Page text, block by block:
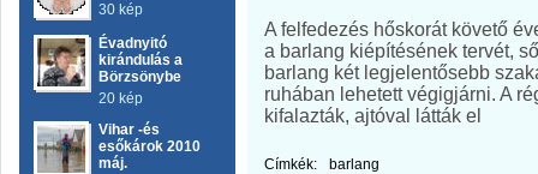
30 kép
Évadnyitó
kirándulás a
Börzsönybe
20 kép
Vihar -és
esőkárok 2010
máj.
A felfedezés hőskorát követő
a barlang kiépítésének tervét,
barlang két legjelentősebb
ruhában lehetett végigjárni. A
kifalazták, ajtóval látták el
Címkék:
barlang